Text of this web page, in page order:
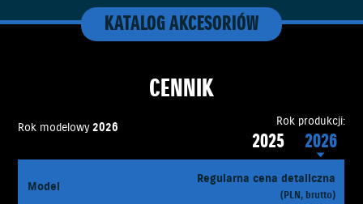
KATALOG AKCESORIÓW
CENNIK
Rok modelowy2026 Rok produkcji:
2025 2026
Model Regularna cena detaliczna
(PLN, brutto)